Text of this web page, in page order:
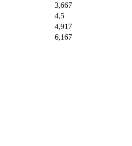
3,667
4,5
4,917
6,167